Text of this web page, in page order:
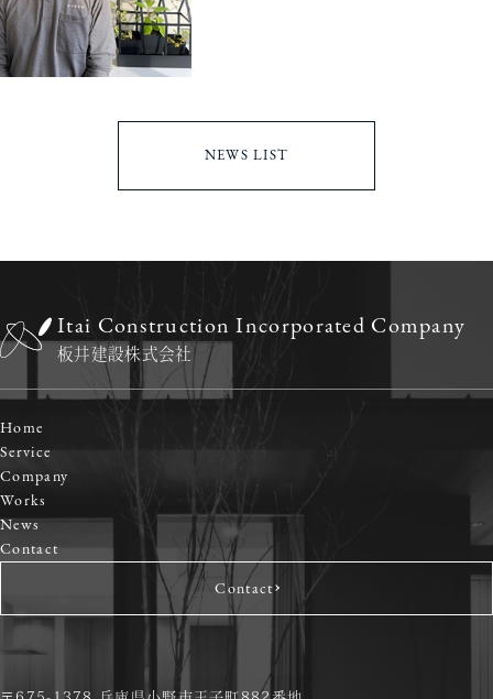
NEWS LIST
Itai Construction Incorporated Company
板井建設株式会社
Home
Service
Company
Works
News
Contact
Contact